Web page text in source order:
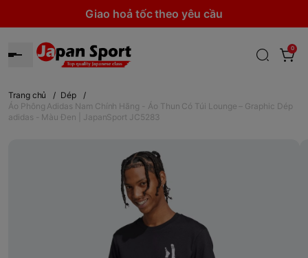
Giao hoả tốc theo yêu cầu
0
Trang chủ / Dép
/
Áo Phông Adidas Nam Chính Hãng - Áo Thun Có Túi Lounge – Graphic Dép
adidas - Màu Đen | JapanSport JC5283